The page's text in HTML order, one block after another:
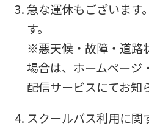
急な運休もございます
す。
※悪天候・故障・道路
場合は、ホームページ
配信サービスにてお知
スクールバス利用に関